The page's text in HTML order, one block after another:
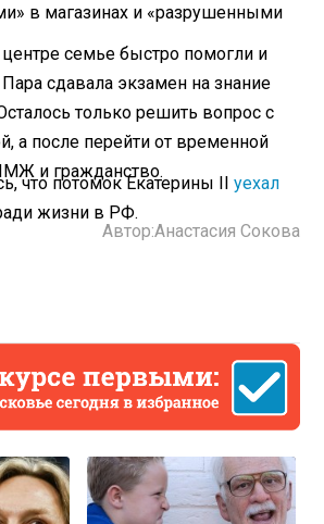
в магазинах и «разрушенными
семье быстро помогли и
сдавала экзамен на знание
только решить вопрос с
а после перейти от временной
и гражданство.
что потомок Екатерины IIуехал
жизни в РФ.
Автор:Анастасия Сокова